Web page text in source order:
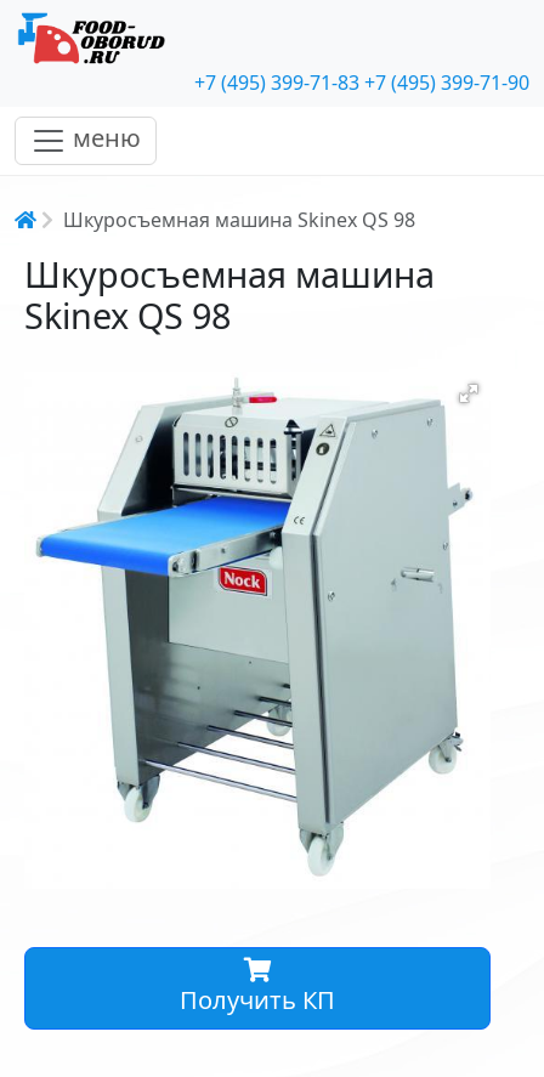
+7 (495) 399-71-83+7 (495) 399-71-90
меню
Строка навигации
Шкуросъемная машина Skinex QS 98
Шкуросъемная машина
Skinex QS 98
Получить КП